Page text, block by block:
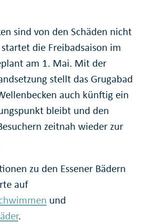
sind von den Schäden nicht
die Freibadsaison im
am 1. Mai. Mit der
stellt das Grugabad
auch künftig ein
bleibt und den
zeitnah wieder zur
zu den Essener Bädern
auf
und
.